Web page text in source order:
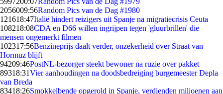
2056009:56Random Pics van de Dag #1980
121618:47Italië hindert reizigers uit Spanje na migratiecrisis Ceuta
108218:08CDA en D66 willen ingrijpen tegen 'gluurbrillen' die
mensen ongemerkt filmen
102317:56Benzineprijs daalt verder, onzekerheid over Straat van
Hormuz blijft
94209:46PostNL-bezorger steekt bewoner na ruzie over pakket
89318:31Vier aanhoudingen na doodsbedreiging burgemeester Depla
van Breda
83418:26Smokkelbende opgerold in Spanje, verdienden miljoenen aan